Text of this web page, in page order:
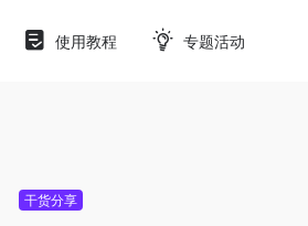
使用教程 专题活动
干货分享